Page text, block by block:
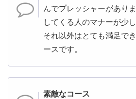
んでプレッシャーがあり
してくる人のマナーが少
それ以外はとても満足で
ースです。
素敵なコース